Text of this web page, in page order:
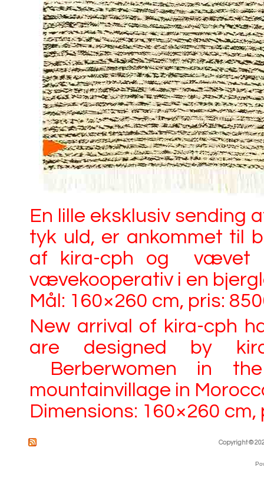
En lille eksklusiv
tyk uld, er ankommet til
af kira-cph og vævet
vævekooperativ i en
Mål: 160×260 cm, pris:
New arrival of kira-cph
are designed by
Berberwomen in
mountainvillage in
Dimensions: 160×260 cm,
Copyright ©